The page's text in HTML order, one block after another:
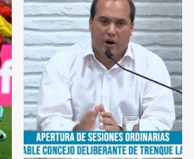
Ruta 5: falleció un
Lauquen
de los combustibles en
desde YPF hasta Axion